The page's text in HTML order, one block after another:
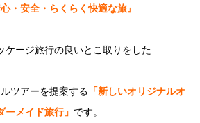
・安全・らくらく快適な旅』
ケージ旅行の良いとこ取りをした
ツアーを提案する 「新しいオリジナルオ
ーメイド旅行」 です。